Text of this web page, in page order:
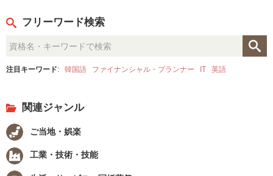
フリーワード検索
注目キーワード: 韓国語 ファイナンシャル・プランナー IT 英語
関連ジャンル
ご当地・娯楽
工業・技術・技能